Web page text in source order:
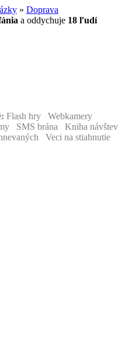
» Doprava
a oddychuje 18 ľudí
Flash hry Webkamery
SMS brána Kniha návštev
Veci na stiahnutie